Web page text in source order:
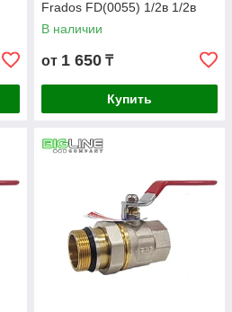
Frados FD(0055) 1/2в 1/2в
В наличии
от 1 650 ₸
Купить